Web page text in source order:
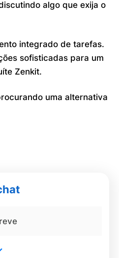
algo que exija o
integrado de tarefas.
sofisticadas para um
Zenkit.
uma alternativa